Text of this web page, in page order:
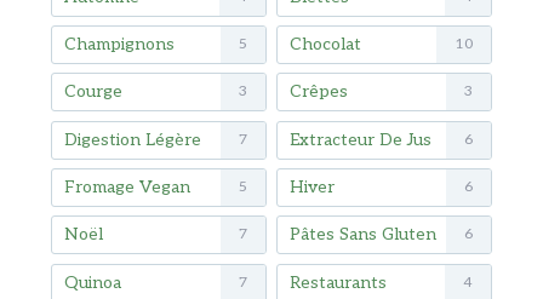
Champignons 5 Chocolat 10
Courge 3 Crêpes 3
Digestion Légère 7 Extracteur De Jus 6
Fromage Vegan 5 Hiver 6
Noël 7 Pâtes Sans Gluten 6
Quinoa 7 Restaurants 4